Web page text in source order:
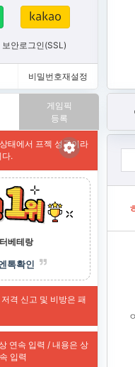
보안로그인(SSL)
비밀번호재설정
게임픽
등록